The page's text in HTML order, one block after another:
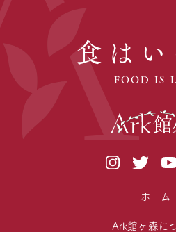
食はい
FOOD IS
ホーム
Ark館ヶ森に